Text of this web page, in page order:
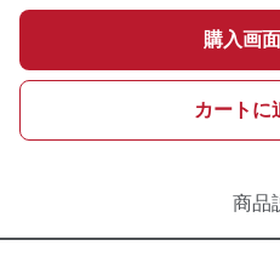
購入画
カートに
商品